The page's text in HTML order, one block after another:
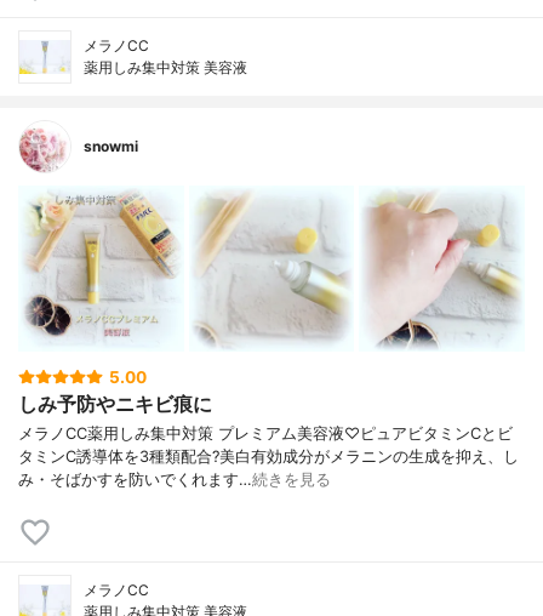
メラノCC
薬用しみ集中対策 美容液
snowmi
5.00
しみ予防やニキビ痕に
メラノCC薬用しみ集中対策 プレミアム美容液♡ピュアビタミンCとビ
タミンC誘導体を3種類配合?美白有効成分がメラニンの生成を抑え、し
み・そばかすを防いでくれます…続きを見る
メラノCC
薬用しみ集中対策 美容液